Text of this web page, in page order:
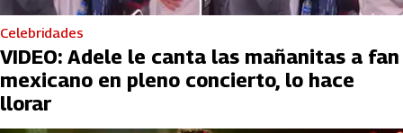
Celebridades
VIDEO: Adele le canta las mañanitas a fan
mexicano en pleno concierto, lo hace
llorar